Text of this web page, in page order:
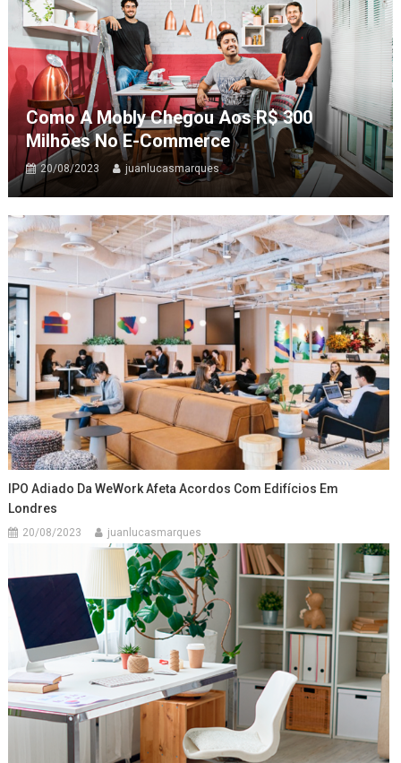
Como A Mobly Chegou Aos R$ 300
Milhões No E-Commerce
20/08/2023 juanlucasmarques
IPO Adiado Da WeWork Afeta Acordos Com Edifícios Em
Londres
20/08/2023 juanlucasmarques